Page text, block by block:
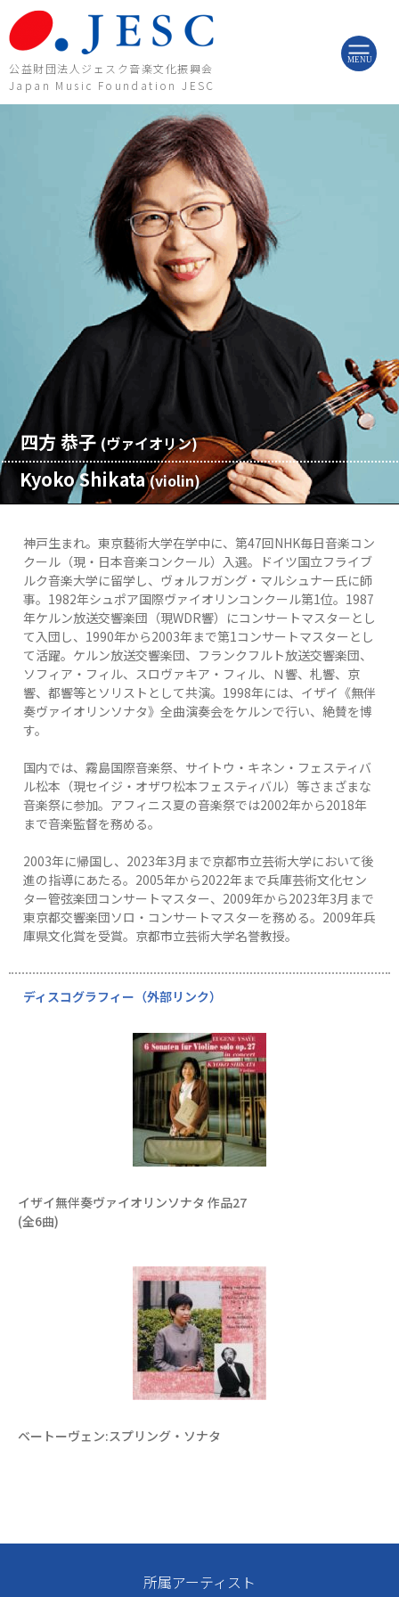
容
を
ス
ッ
公益財団法人ジェスク音楽文化振興会
Japan Music Foundation JESC
MENU
四方 恭子 (ヴァイオリン)
Kyoko Shikata(violin)​
神戸生まれ。東京藝術大学在学中に、第47回NHK毎日音楽コン
クール（現・日本音楽コンクール）入選。ドイツ国立フライブ
ルク音楽大学に留学し、ヴォルフガング・マルシュナー氏に師
事。1982年シュポア国際ヴァイオリンコンクール第1位。1987
年ケルン放送交響楽団（現WDR響）にコンサートマスターとし
て入団し、1990年から2003年まで第1コンサートマスターとし
て活躍。ケルン放送交響楽団、フランクフルト放送交響楽団、
ソフィア・フィル、スロヴァキア・フィル、Ｎ響、札響、京
響、都響等とソリストとして共演。1998年には、イザイ《無伴
奏ヴァイオリンソナタ》全曲演奏会をケルンで行い、絶賛を博
す。
国内では、霧島国際音楽祭、サイトウ・キネン・フェスティバ
ル松本（現セイジ・オザワ松本フェスティバル）等さまざまな
音楽祭に参加。アフィニス夏の音楽祭では2002年から2018年
まで音楽監督を務める。
2003年に帰国し、2023年3月まで京都市立芸術大学において後
進の指導にあたる。2005年から2022年まで兵庫芸術文化セン
ター管弦楽団コンサートマスター、2009年から2023年3月まで
東京都交響楽団ソロ・コンサートマスターを務める。2009年兵
庫県文化賞を受賞。京都市立芸術大学名誉教授。
ディスコグラフィー（外部リンク）
イザイ無伴奏ヴァイオリンソナタ 作品27
(全6曲)
ベートーヴェン:スプリング・ソナタ
所属アーティスト